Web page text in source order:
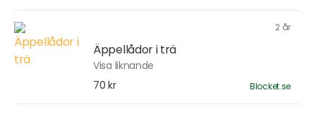
2 år
Äppellådor i trä
Visa liknande
70 kr
Blocket.se